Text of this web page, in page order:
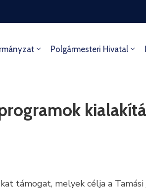
Polgármesteri Hivatal
támogat, melyek célja a